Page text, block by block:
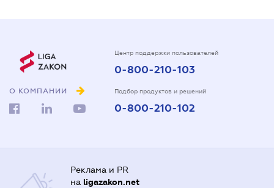
О КОМПАНИИ
Центр поддержки пользователей
0-800-210-103
Подбор продуктов и решений
0-800-210-102
Реклама и PR
на ligazakon.net